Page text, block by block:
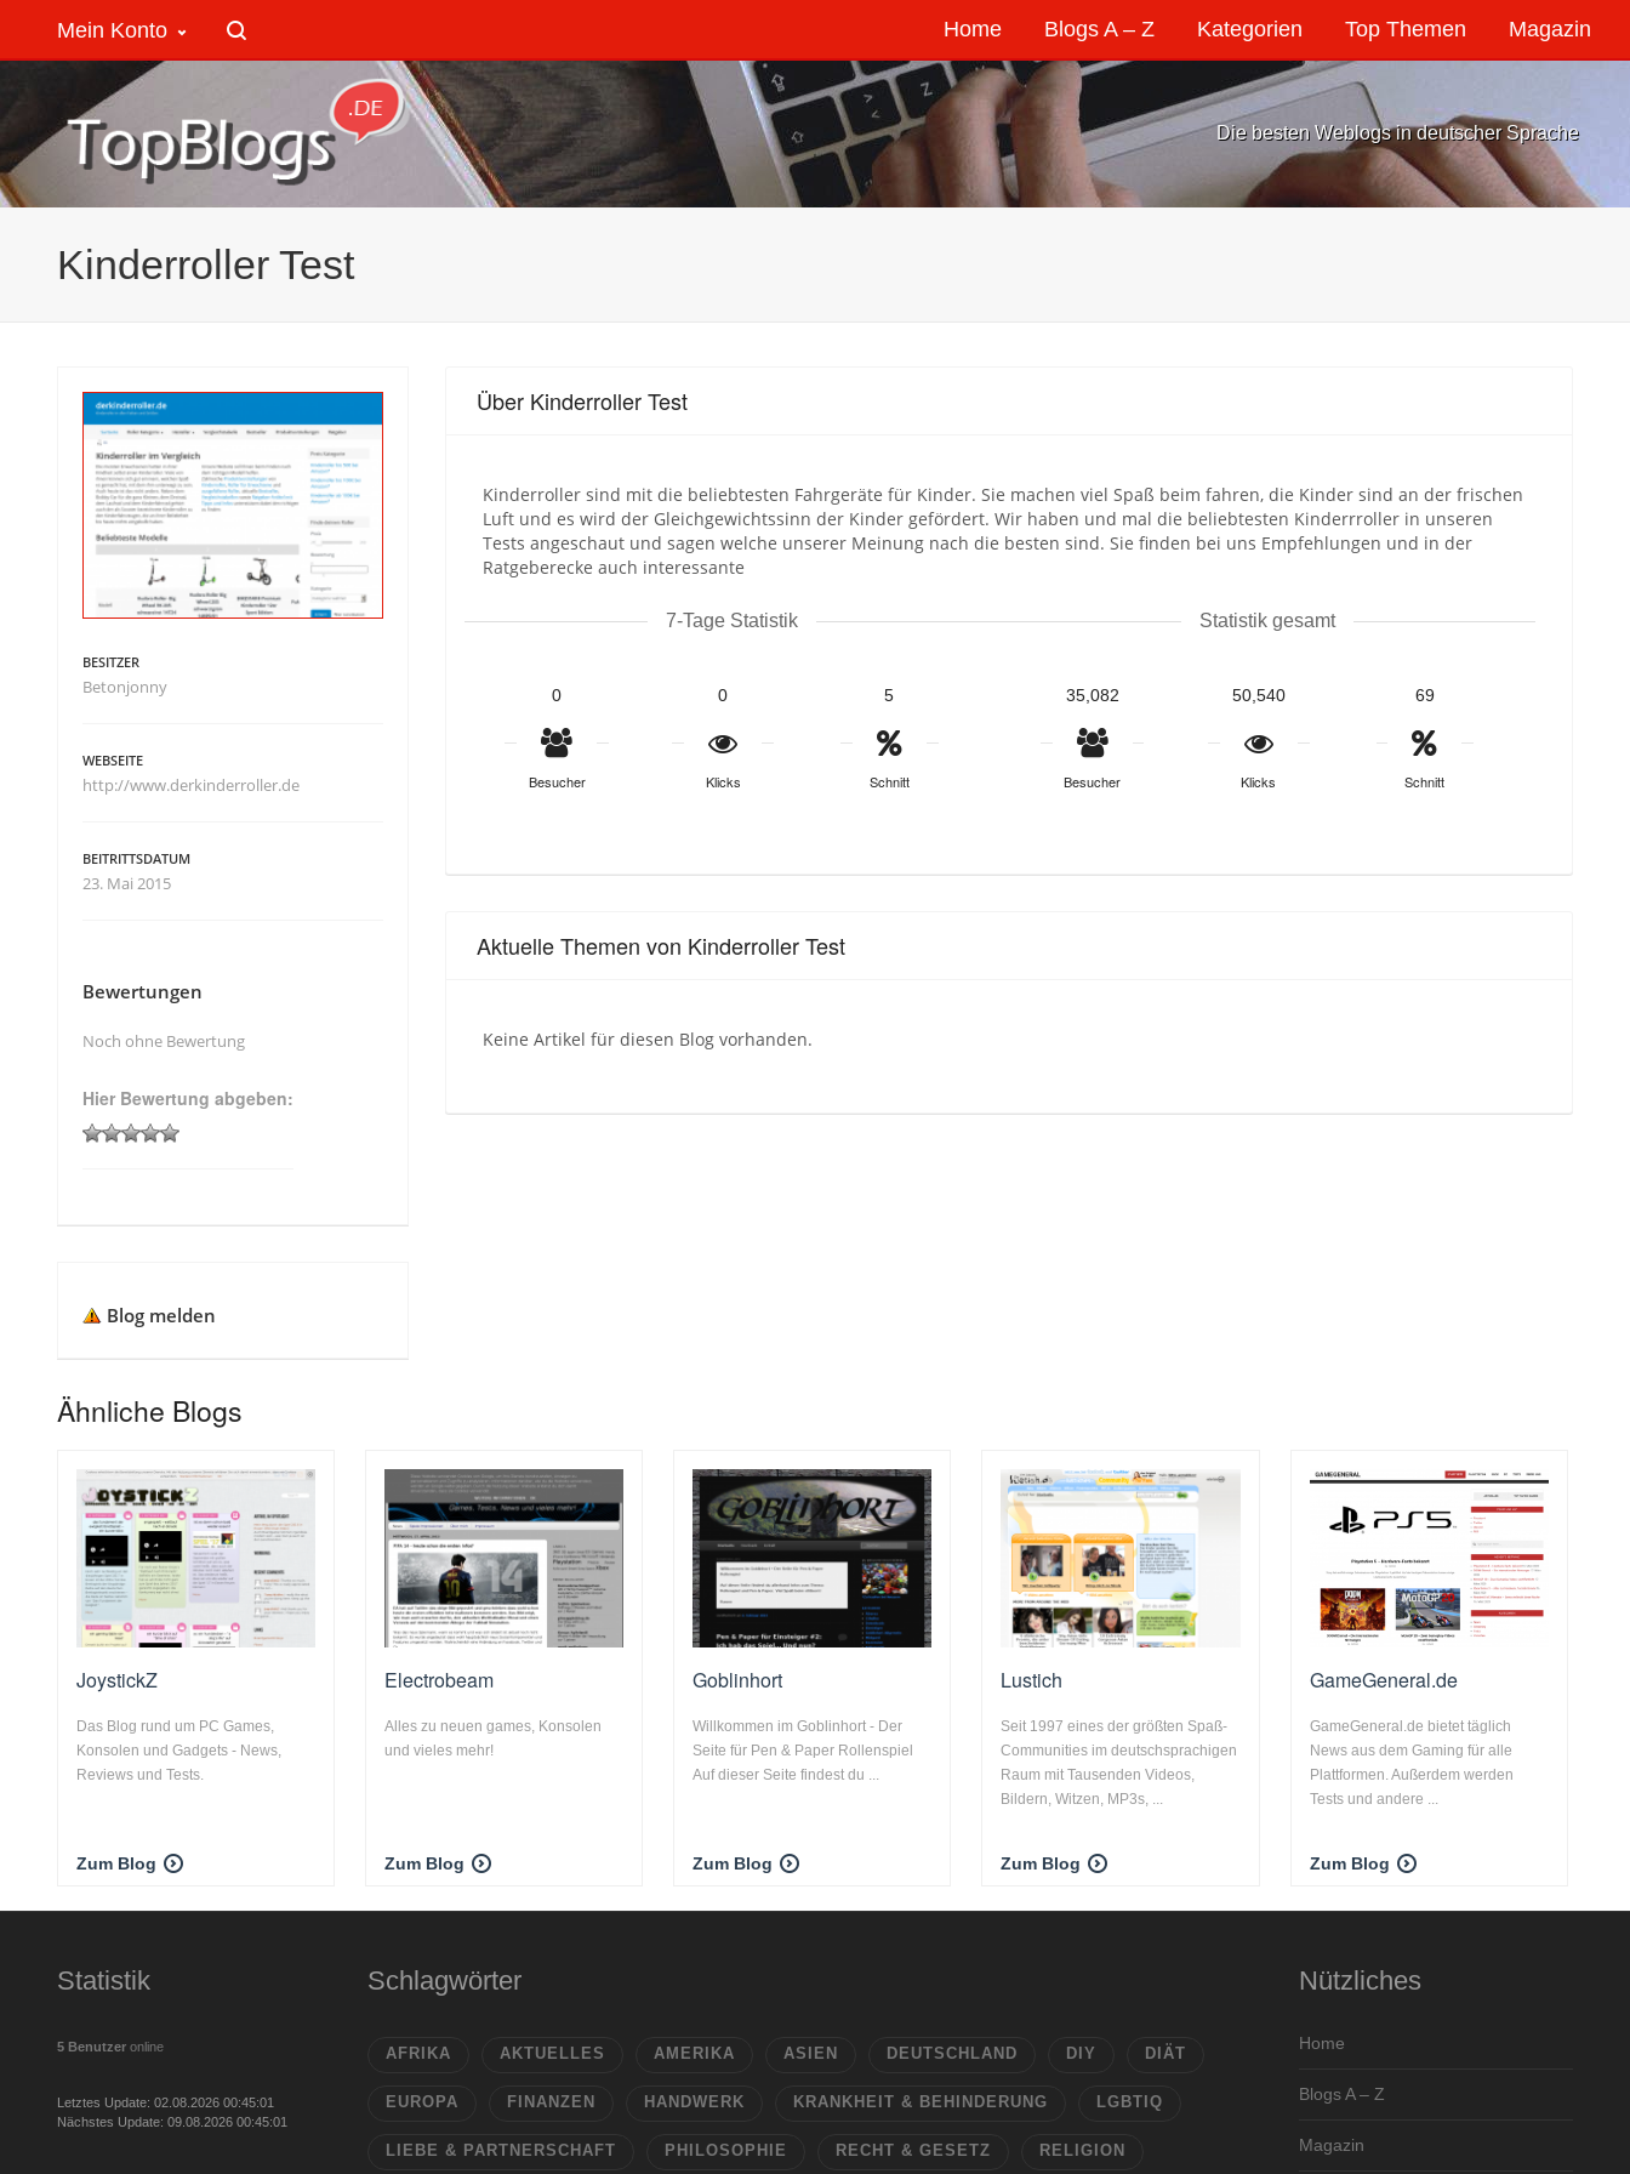
Home Blogs A – Z Kategorien Top Themen Magazin
Mein Konto
Die besten Weblogs in deutscher Sprache
Kinderroller Test
Über Kinderroller Test
Kinderroller sind mit die beliebtesten Fahrgeräte für Kinder. Sie machen viel Spaß beim fahren, die Kinder sind an der frischen
Luft und es wird der Gleichgewichtssinn der Kinder gefördert. Wir haben und mal die beliebtesten Kinderrroller in unseren
Tests angeschaut und sagen welche unserer Meinung nach die besten sind. Sie finden bei uns Empfehlungen und in der
Ratgeberecke auch interessante
7-Tage Statistik
0
Besucher
0
Klicks
5
Schnitt
Statistik gesamt
35,082
Besucher
50,540
Klicks
69
Schnitt
Aktuelle Themen von Kinderroller Test
Keine Artikel für diesen Blog vorhanden.
BESITZER
Betonjonny
WEBSEITE
http://www.derkinderroller.de
BEITRITTSDATUM
23. Mai 2015
Bewertungen
Noch ohne Bewertung
Hier Bewertung abgeben:
Blog melden
Ähnliche Blogs
JoystickZ
Das Blog rund um PC Games,
Konsolen und Gadgets - News,
Reviews und Tests.
Zum Blog
Electrobeam
Alles zu neuen games, Konsolen
und vieles mehr!
Zum Blog
Goblinhort
Willkommen im Goblinhort - Der
Seite für Pen & Paper Rollenspiel
Auf dieser Seite findest du ...
Zum Blog
Lustich
Seit 1997 eines der größten Spaß-
Communities im deutschsprachigen
Raum mit Tausenden Videos,
Bildern, Witzen, MP3s, ...
Zum Blog
GameGeneral.de
GameGeneral.de bietet täglich
News aus dem Gaming für alle
Plattformen. Außerdem werden
Tests und andere ...
Zum Blog
Statistik
5 Benutzer online
Letztes Update: 02.08.2026 00:45:01
Nächstes Update: 09.08.2026 00:45:01
Schlagwörter
AFRIKA AKTUELLES AMERIKA ASIEN DEUTSCHLAND DIY DIÄT
EUROPA FINANZEN HANDWERK KRANKHEIT & BEHINDERUNG LGBTIQ
LIEBE & PARTNERSCHAFT PHILOSOPHIE RECHT & GESETZ RELIGION
Nützliches
Home
Blogs A – Z
Magazin